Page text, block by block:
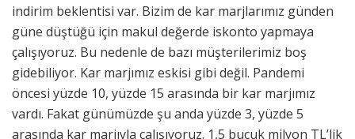
indirim beklentisi var. Bizim de kar marjlarımız günden
güne düştüğü için makul değerde iskonto yapmaya
çalışıyoruz. Bu nedenle de bazı müşterilerimiz boş
gidebiliyor. Kar marjımız eskisi gibi değil. Pandemi
öncesi yüzde 10, yüzde 15 arasında bir kar marjımız
vardı. Fakat günümüzde şu anda yüzde 3, yüzde 5
arasında kar marjıyla çalışıyoruz. 1,5 buçuk milyon TL’lik